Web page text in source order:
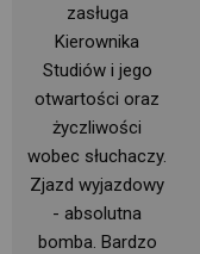
zasługa
Kierownika
Studiów i jego
otwartości oraz
życzliwości
wobec słuchaczy.
Zjazd wyjazdowy
- absolutna
bomba. Bardzo